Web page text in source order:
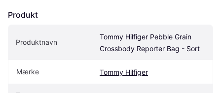
Produkt
Produktnavn
Tommy Hilfiger Pebble Grain
Crossbody Reporter Bag - Sort
Mærke Tommy Hilfiger